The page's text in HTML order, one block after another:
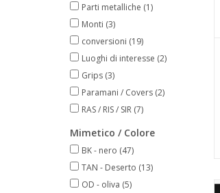
Parti metalliche (1)
Monti (3)
conversioni (19)
Luoghi di interesse (2)
Grips (3)
Paramani / Covers (2)
RAS / RIS / SIR (7)
Mimetico / Colore
BK - nero (47)
TAN - Deserto (13)
OD - oliva (5)